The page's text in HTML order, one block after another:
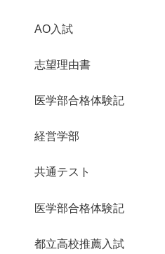
AO入試
志望理由書
医学部合格体験記
経営学部
共通テスト
医学部合格体験記
都立高校推薦入試